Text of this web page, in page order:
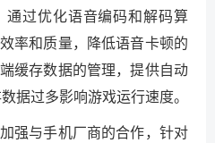
过优化语音编码和解码算
率和质量，降低语音卡顿的
缓存数据的管理，提供自动
据过多影响游戏运行速度。
强与手机厂商的合作，针对